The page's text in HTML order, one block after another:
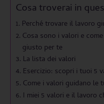
Cosa troverai in
Perché trovare il lavoro
Cosa sono i valori e
giusto per te
La lista dei valori
Esercizio: scopri i tuoi 5
Come i valori guidano le
I miei 5 valori e il lavoro